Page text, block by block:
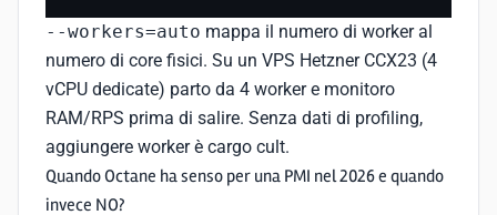
--workers=auto mappa il numero di worker al
numero di core fisici. Su un VPS Hetzner CCX23 (4
vCPU dedicate) parto da 4 worker e monitoro
RAM/RPS prima di salire. Senza dati di profiling,
aggiungere worker è cargo cult.
Quando Octane ha senso per una PMI nel 2026 e quando
invece NO?